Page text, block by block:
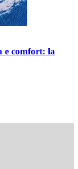
e comfort: la